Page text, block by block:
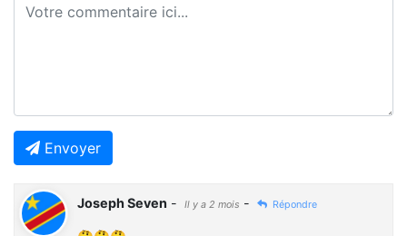
Envoyer
Joseph Seven - Il y a 2 mois - Répondre